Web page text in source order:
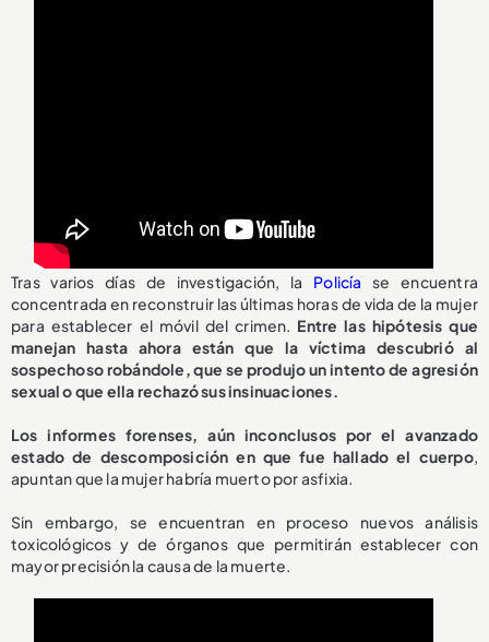
Tras varios días de investigación, la Policía se encuentra
concentrada en reconstruir las últimas horas de vida de la mujer
para establecer el móvil del crimen. Entre las hipótesis que
manejan hasta ahora están que la víctima descubrió al
sospechoso robándole, que se produjo un intento de agresión
sexual o que ella rechazó sus insinuaciones.
Los informes forenses, aún inconclusos por el avanzado
estado de descomposición en que fue hallado el cuerpo,
apuntan que la mujer habría muerto por asfixia.
Sin embargo, se encuentran en proceso nuevos análisis
toxicológicos y de órganos que permitirán establecer con
mayor precisión la causa de la muerte.